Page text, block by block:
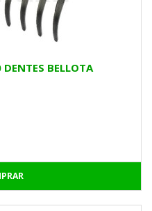
BELLOTA